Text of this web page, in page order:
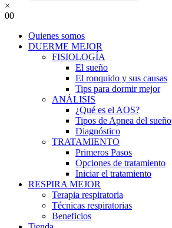
×
00
Quienes somos
DUERME MEJOR
FISIOLOGÍA
El sueño
El ronquido y sus causas
Tips para dormir mejor
ANÁLISIS
¿Qué es el AOS?
Tipos de Apnea del sueño
Diagnóstico
TRATAMIENTO
Primeros Pasos
Opciones de tratamiento
Iniciar el tratamiento
RESPIRA MEJOR
Terapia respiratoria
Técnicas respiratorias
Beneficios